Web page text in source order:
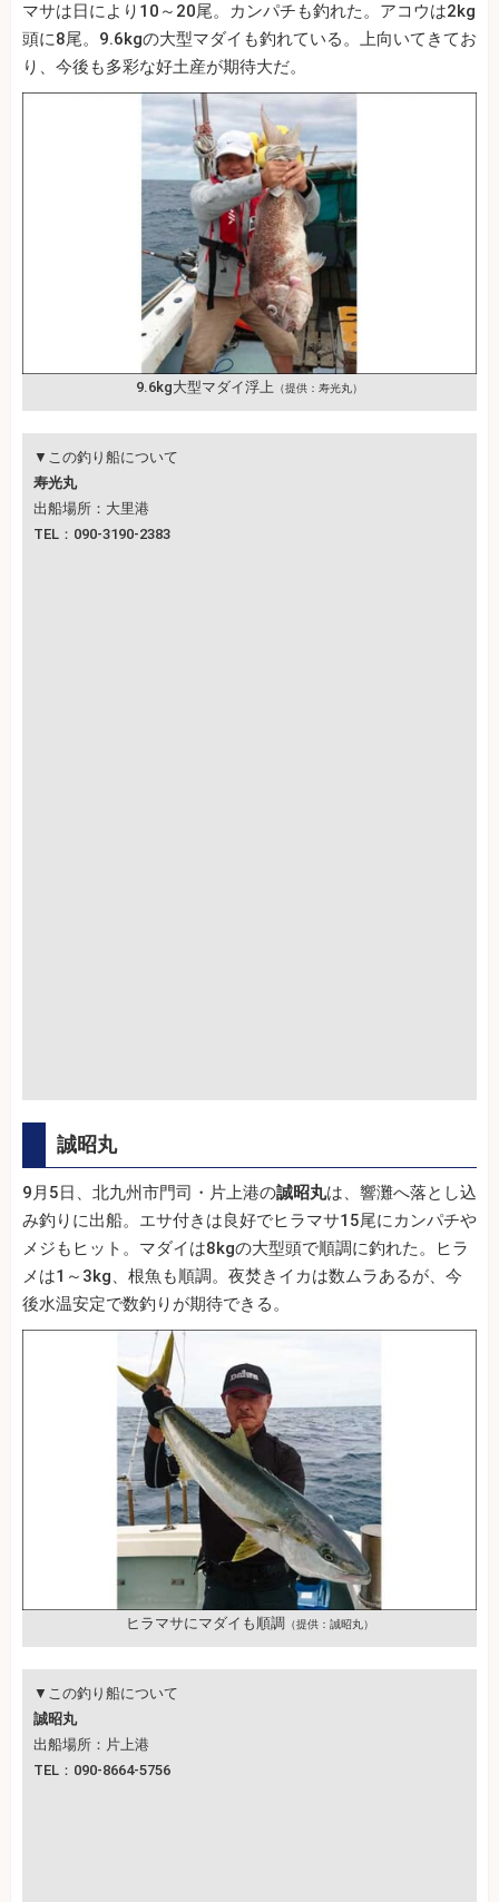
マサは日により10～20尾。カンパチも釣れた。アコウは2kg
頭に8尾。9.6kgの大型マダイも釣れている。上向いてきてお
り、今後も多彩な好土産が期待大だ。
9.6kg大型マダイ浮上 （提供：寿光丸）
▼この釣り船について
寿光丸
出船場所：大里港
TEL：090-3190-2383
誠昭丸
9月5日、北九州市門司・片上港の誠昭丸は、響灘へ落とし込
み釣りに出船。エサ付きは良好でヒラマサ15尾にカンパチや
メジもヒット。マダイは8kgの大型頭で順調に釣れた。ヒラ
メは1～3kg、根魚も順調。夜焚きイカは数ムラあるが、今
後水温安定で数釣りが期待できる。
ヒラマサにマダイも順調 （提供：誠昭丸）
▼この釣り船について
誠昭丸
出船場所：片上港
TEL：090-8664-5756